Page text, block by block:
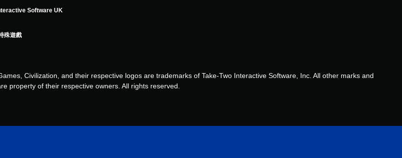
1
7
Software UK
殊遊戲
Civilization, and their respective logos are trademarks of Take-Two Interactive Software, Inc. All other marks and
property of their respective owners. All rights reserved.